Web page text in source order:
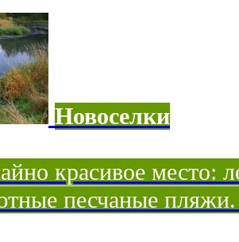
Новоселки
красивое место:
песчаные